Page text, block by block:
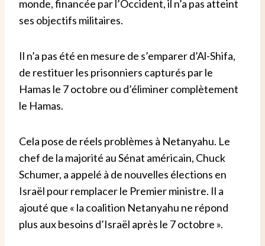
monde, financée par l’Occident, il n’a pas atteint
ses objectifs militaires.
Il n’a pas été en mesure de s’emparer d’Al-Shifa,
de restituer les prisonniers capturés par le
Hamas le 7 octobre ou d’éliminer complètement
le Hamas.
Cela pose de réels problèmes à Netanyahu. Le
chef de la majorité au Sénat américain, Chuck
Schumer, a appelé à de nouvelles élections en
Israël pour remplacer le Premier ministre. Il a
ajouté que « la coalition Netanyahu ne répond
plus aux besoins d’Israël après le 7 octobre ».